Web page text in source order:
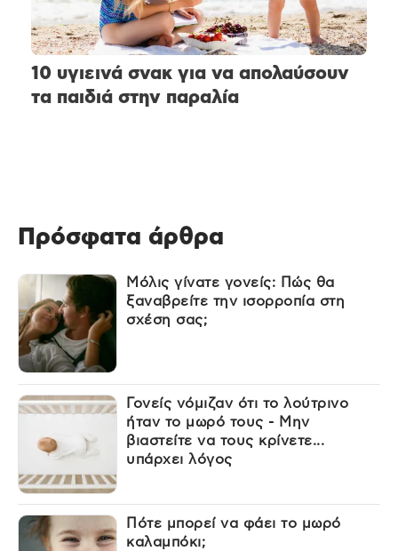
10 υγιεινά σνακ για να απολαύσουν
τα παιδιά στην παραλία
Πρόσφατα άρθρα
Μόλις γίνατε γονείς: Πώς θα
ξαναβρείτε την ισορροπία στη
σχέση σας;
Γονείς νόμιζαν ότι το λούτρινο
ήταν το μωρό τους - Μην
βιαστείτε να τους κρίνετε...
υπάρχει λόγος
Πότε μπορεί να φάει το μωρό
καλαμπόκι;